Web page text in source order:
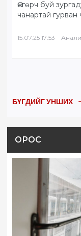
Өнгөрч буй
чанартай
“Солнечное
15.07.25 17:53
БҮГДИЙГ УНШИХ
ОРОС